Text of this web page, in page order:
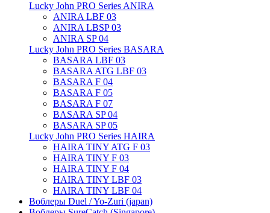
Lucky John PRO Series ANIRA
ANIRA LBF 03
ANIRA LBSP 03
ANIRA SP 04
Lucky John PRO Series BASARA
BASARA LBF 03
BASARA ATG LBF 03
BASARA F 04
BASARA F 05
BASARA F 07
BASARA SP 04
BASARA SP 05
Lucky John PRO Series HAIRA
HAIRA TINY ATG F 03
HAIRA TINY F 03
HAIRA TINY F 04
HAIRA TINY LBF 03
HAIRA TINY LBF 04
Воблеры Duel / Yo-Zuri (japan)